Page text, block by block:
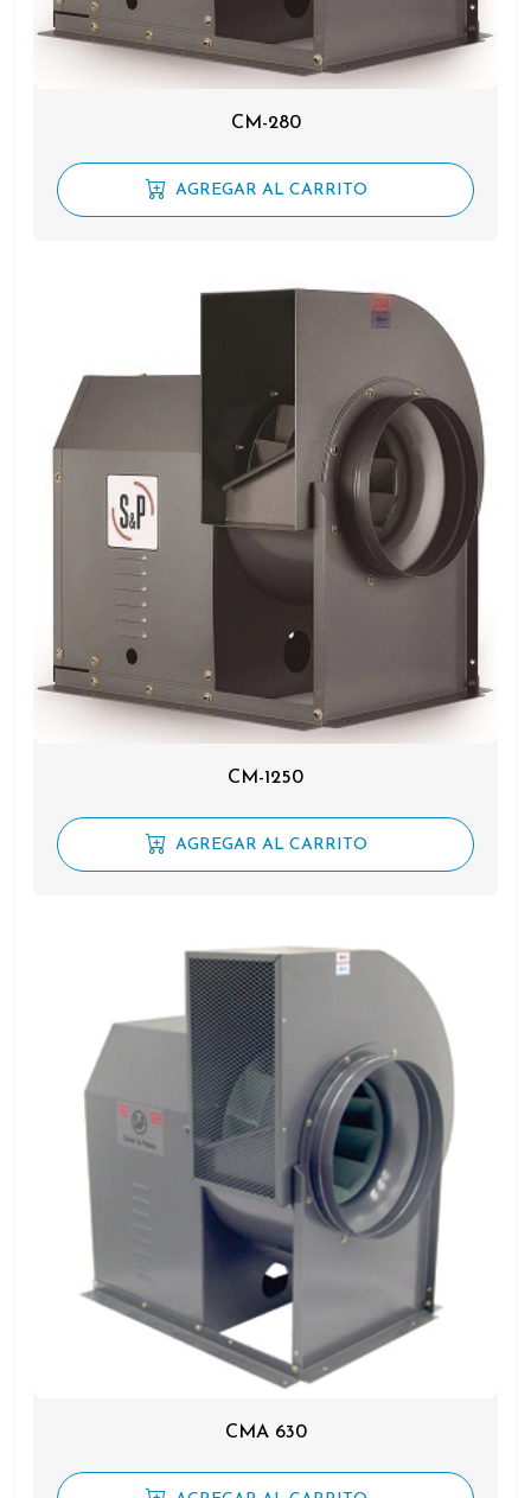
CM-280
AGREGAR AL CARRITO
CM-1250
AGREGAR AL CARRITO
CMA 630